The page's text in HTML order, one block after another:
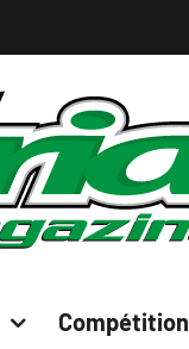
Compétition